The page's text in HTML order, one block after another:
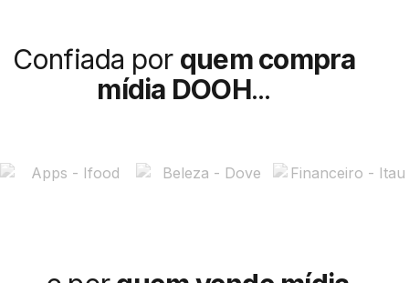
Confiada por quem compra
mídia DOOH...